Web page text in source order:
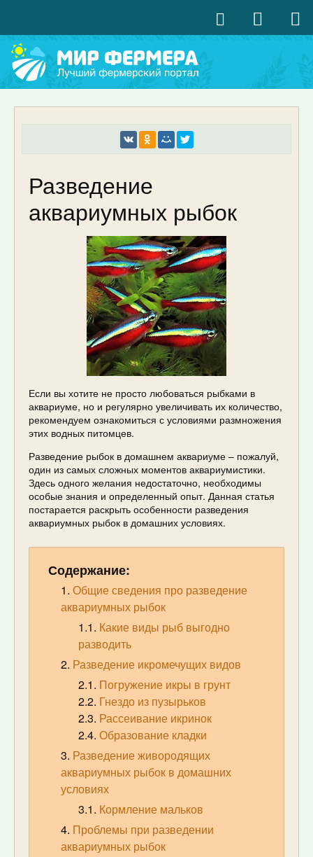
Разведение
аквариумных рыбок
Если вы хотите не просто любоваться рыбками в
аквариуме, но и регулярно увеличивать их количество,
рекомендуем ознакомиться с условиями размножения
этих водных питомцев.
Разведение рыбок в домашнем аквариуме – пожалуй,
один из самых сложных моментов аквариумистики.
Здесь одного желания недостаточно, необходимы
особые знания и определенный опыт. Данная статья
постарается раскрыть особенности разведения
аквариумных рыбок в домашних условиях.
Содержание:
Общие сведения про разведение
аквариумных рыбок
Какие виды рыб выгодно
разводить
Разведение икромечущих видов
Погружение икры в грунт
Гнездо из пузырьков
Рассеивание икринок
Образование кладки
Разведение живородящих
аквариумных рыбок в домашних
условиях
Кормление мальков
Проблемы при разведении
аквариумных рыбок